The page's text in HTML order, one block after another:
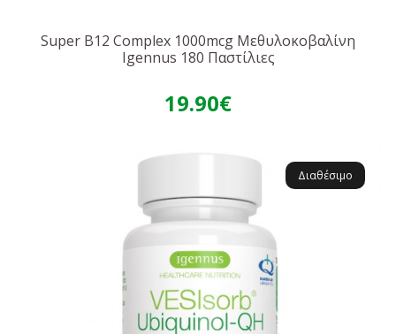
Super B12 Complex 1000mcg Μεθυλοκοβαλίνη
Igennus 180 Παστίλιες
19.90€
Διαθέσιμο